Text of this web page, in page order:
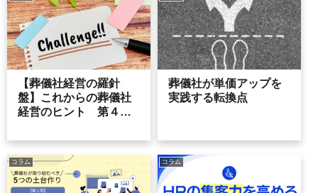
【葬儀社経営の羅針
盤】これからの葬儀社
経営のヒント 第４６
葬儀社が単価アップを
実践する転換点
コラム コラム